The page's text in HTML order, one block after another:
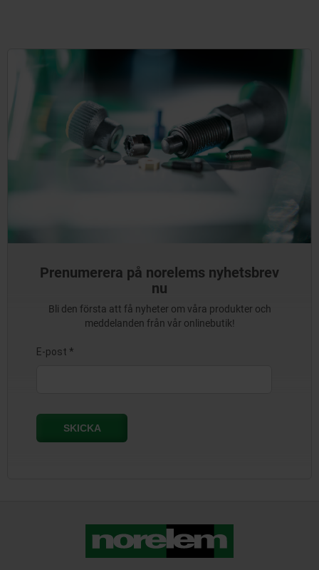
Prenumerera på norelems nyhetsbrev
nu
Bli den första att få nyheter om våra produkter och
meddelanden från vår onlinebutik!